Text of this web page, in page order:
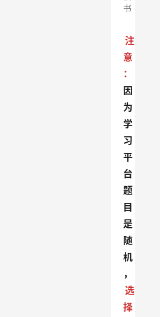
书
注
意
：
因
为
学
习
平
台
题
目
是
随
机
，
选
择